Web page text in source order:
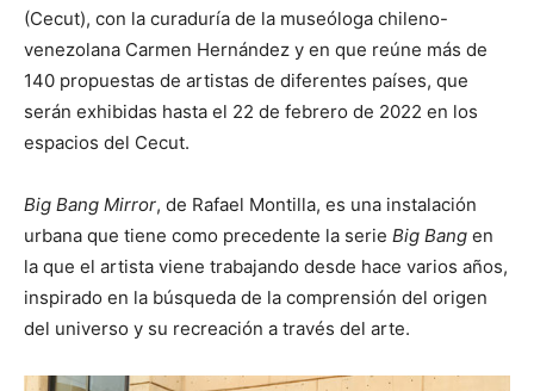
(Cecut), con la curaduría de la museóloga chileno-
venezolana Carmen Hernández y en que reúne más de
140 propuestas de artistas de diferentes países, que
serán exhibidas hasta el 22 de febrero de 2022 en los
espacios del Cecut.
Big Bang Mirror, de Rafael Montilla, es una instalación
urbana que tiene como precedente la serie Big Bang en
la que el artista viene trabajando desde hace varios años,
inspirado en la búsqueda de la comprensión del origen
del universo y su recreación a través del arte.